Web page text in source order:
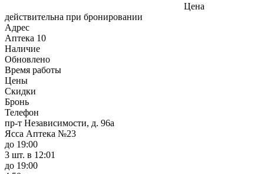
Цена
действительна при бронировании
Адрес
Аптека 10
Наличие
Обновлено
Время работы
Цены
Скидки
Бронь
Телефон
пр-т Независимости, д. 96а
Ясса Аптека №23
до 19:00
3 шт. в 12:01
до 19:00